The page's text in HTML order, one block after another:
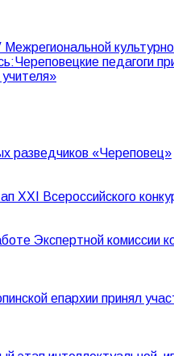
Череповецкие педагоги
разведчиков «Череповец»
XXI Всероссийского
Экспертной комиссии
епархии принял